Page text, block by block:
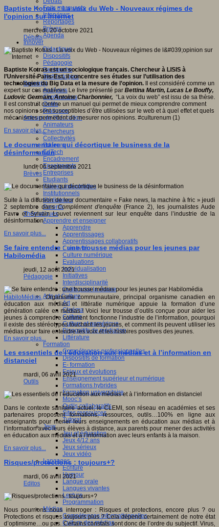
Faits marquants
Interviews
Reportages
Brèves
Agenda
Innover
Didactique
Dispositifs
Pédagogie
Recherche
Technologies
Savoir(s)
Analyses
Conférences
Outils
Pratiques
Acteurs de l'éducation
Animateurs
Chercheurs
Collectivités
Editeurs
EdTech
Encadrement
Enseignants
Entreprises
Etudiants
Filières industrielles
Institutionnels
Médiateurs
Parents
Thématiques
Apprendre et enseigner
Apprendre
Apprentissages
Apprentissages collaboratifs
Créativité
Culture numérique
Evaluations
Individualisation
Initiatives
Interdisciplinarité
Outils pour la classe
Arts et Culture
Art
Cinéma
Culture
Culture et numérique
Dispositifs de médiation
Littérature
Formation
Compétences professionnelles
Dispositifs de formation
E- formation
Enjeux et évolutions
Enseignement supérieur et numérique
Formations hybrides
Formation universitaire
Mooc’s
Outils collaboratifs
Sites ressources
Tutorat
Jeux
Jeu et éducation
Jeux 4/12 ans
Jeux sérieux
Jeux vidéo
Langages
Ecriture
Humour
Langue orale
Langues vivantes
Lecture
Programmation
Médias
Compétences informationnelles
Culture des médias
Baptiste Kotras : La voix du Web - Nouveaux régimes de
l'opinion sur Internet
mercredi, 20 octobre 2021
Débats
Baptiste Kotras est un sociologique français. Chercheur à LISIS à
l’Université Paris-Est, il concentre ses études sur l’utilisation des
technologies du Big Data et la mesure de l’opinion. Il est considéré comme un
expert sur ces matières. Le livre présenté par Bettina Martin, Lucas Le Bouffy,
Ludovic Germain, Antoine Charbonnier, “La voix du web” est issu de sa thèse.
Il est construit comme un manuel qui permet de mieux comprendre comment
nos opinions sont susceptibles d’être utilisées sur le web et à quel effet et quels
mécanismes permettent de mesurer nos opinions. #culturenum (1)
En savoir plus...
Le documentaire qui décortique le business de la
désinformation
lundi, 06 septembre 2021
Brèves
Suite à la diffusion de leur documentaire « Fake news, la machine à fric » jeudi
2 septembre dansComplément d'enquête(France 2), les journalistes Aude
Favre et Sylvain Louvet reviennent sur leur enquête dans l’industrie de la
désinformation.
En savoir plus...
Se faire entendre : une trousse médias pour les jeunes par
Habilomédia
jeudi, 12 août 2021
Pédagogie
HabiloMédias,Organisme communautaire, principal organisme canadien en
éducation aux médias et littératie numérique appuie la formation d’une
génération calée en médias ! Voici leur trousse d’outils conçue pour aider les
jeunes à comprendre comment fonctionne l’industrie de l’information, pourquoi
il existe des stéréotypes touchant les jeunes, et comment ils peuvent utiliser les
médias pour faire entendre les voix et les histoires positives des jeunes.
En savoir plus...
Les essentiels de l’éducation aux médias et à l’information en
distanciel
mardi, 06 avril 2021
Outils
Dans le contexte sanitaire actuel, le CLEMI, son réseau en académies et ses
partenaires proposent formations, ressources, outils…100% en ligne aux
enseignants pour mener leurs enseignements en éducation aux médias et à
l’information avec leurs élèves à distance, aux parents pour mener des activités
en éducation aux médias et à l’information avec leurs enfants à la maison.
En savoir plus...
Risques/protections : toujours+?
mardi, 06 avril 2021
Editos
Nous pourrions nous interroger : Risques et protections, encore plus ? ou
Protections et risques toujours plus ? Cela dépend certainement de notre état
d’optimisme…ou pas. Certains constats sont donc de l’ordre du subjectif. Virus,